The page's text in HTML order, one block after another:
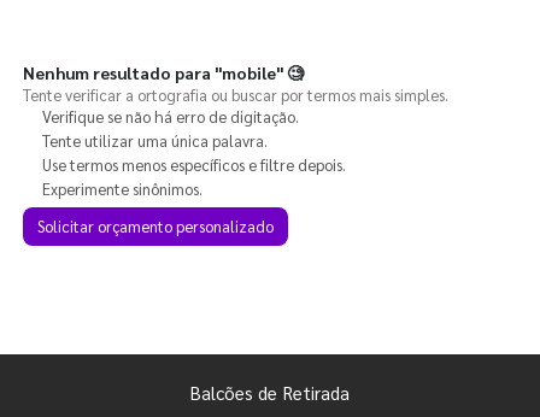
Nenhum resultado para "mobile"🧐
Tente verificar a ortografia ou buscar por termos mais simples.
Verifique se não há erro de digitação.
Tente utilizar uma única palavra.
Use termos menos específicos e filtre depois.
Experimente sinônimos.
Solicitar orçamento personalizado
Balcões de Retirada